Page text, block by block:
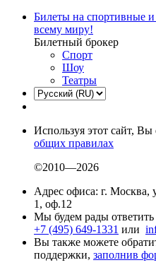
Билеты на спортивные
всему миру!
Билетный брокер
Спорт
Шоу
Театры
Используя этот сайт, Вы
общих правилах
©2010—2026
Адрес офиса: г. Москва,
1, оф.12
Мы будем рады
+7 (495) 649-1331 или
Вы также можете
поддержки, заполнив